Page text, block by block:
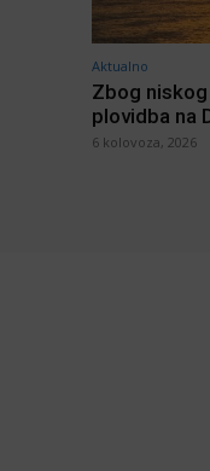
Aktualno
Zbog
plovidba na
6 kolovoza, 2026